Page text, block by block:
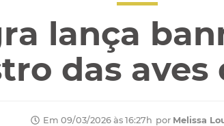
lança
das
Em 09/03/2026 às 16:27h por Melissa